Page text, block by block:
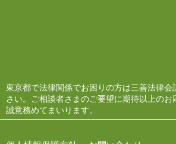
東京都で法律関係でお困りの方は三善法律会
さい。ご相談者さまのご要望に期待以上の
誠意務めてまいります。